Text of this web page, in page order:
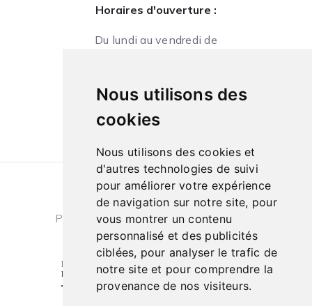
Nous utilisons des
cookies
Nous utilisons des cookies et
d'autres technologies de suivi
pour améliorer votre expérience
de navigation sur notre site, pour
vous montrer un contenu
personnalisé et des publicités
ciblées, pour analyser le trafic de
notre site et pour comprendre la
provenance de nos visiteurs.
Horaires d'ouverture :
Du lundi au vendredi de
10h à 13h et de 14h à 18h
Conditions générales de ventes
|
Politique de confidentialité
| Cookies